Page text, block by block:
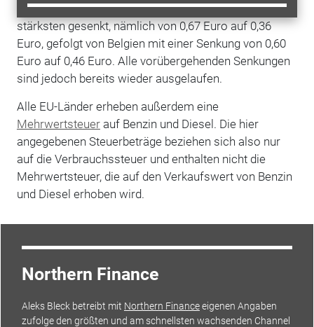
wurde der Steueranteil des Benzinpreises am
stärksten gesenkt, nämlich von 0,67 Euro auf 0,36
Euro, gefolgt von Belgien mit einer Senkung von 0,60
Euro auf 0,46 Euro. Alle vorübergehenden Senkungen
sind jedoch bereits wieder ausgelaufen.
Alle EU-Länder erheben außerdem eine
Mehrwertsteuerauf Benzin und Diesel. Die hier
angegebenen Steuerbeträge beziehen sich also nur
auf die Verbrauchssteuer und enthalten nicht die
Mehrwertsteuer, die auf den Verkaufswert von Benzin
und Diesel erhoben wird.
Northern Finance
Aleks Bleckbetreibt mit Northern Financeeigenen Angaben
zufolge den größten und am schnellsten wachsenden Channel